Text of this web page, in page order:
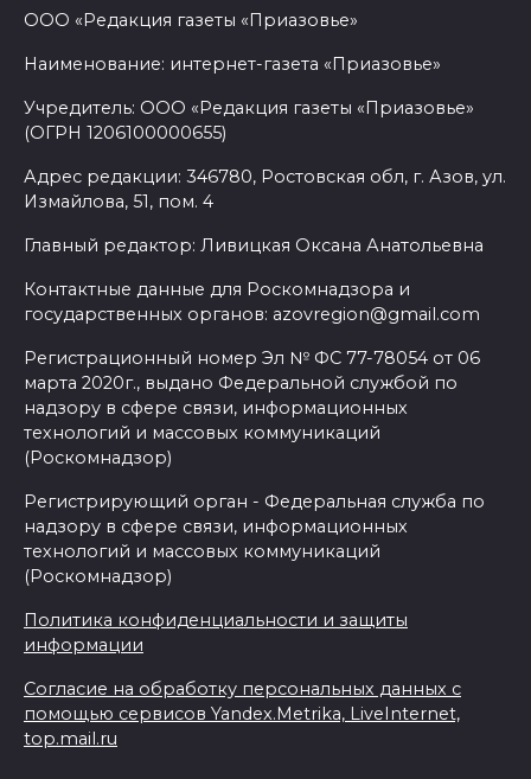
ООО «Редакция газеты «Приазовье»
Наименование: интернет-газета «Приазовье»
Учредитель: ООО «Редакция газеты «Приазовье»
(ОГРН 1206100000655)
Адрес редакции: 346780, Ростовская обл, г. Азов, ул.
Измайлова, 51, пом. 4
Главный редактор: Ливицкая Оксана Анатольевна
Контактные данные для Роскомнадзора и
государственных органов: azovregion@gmail.com
Регистрационный номер Эл № ФС 77-78054 от 06
марта 2020г., выдано Федеральной службой по
надзору в сфере связи, информационных
технологий и массовых коммуникаций
(Роскомнадзор)
Регистрирующий орган - Федеральная служба по
надзору в сфере связи, информационных
технологий и массовых коммуникаций
(Роскомнадзор)
Политика конфиденциальности и защиты
информации
Согласие на обработку персональных данных с
помощью сервисов Yandex.Metrika, LiveInternet,
top.mail.ru